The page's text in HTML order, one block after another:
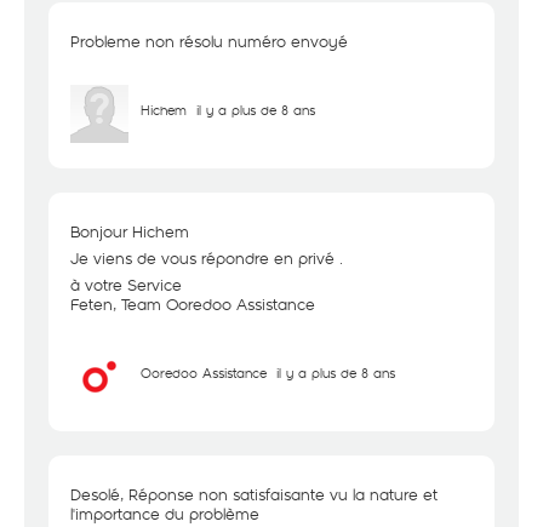
Probleme non résolu numéro envoyé
Hichem il y a plus de 8 ans
Bonjour Hichem
Je viens de vous répondre en privé .
à votre Service
Feten, Team Ooredoo Assistance
Ooredoo Assistance il y a plus de 8 ans
Desolé, Réponse non satisfaisante vu la nature et
l'importance du problème